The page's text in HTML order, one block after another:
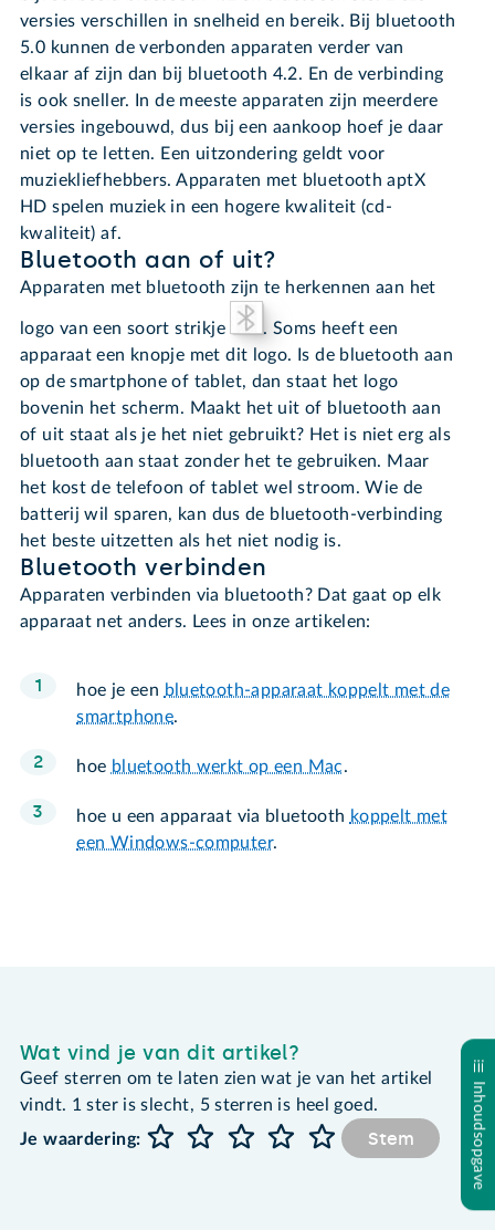
versies verschillen in snelheid en bereik. Bij bluetooth
5.0 kunnen de verbonden apparaten verder van
elkaar af zijn dan bij bluetooth 4.2. En de verbinding
is ook sneller. In de meeste apparaten zijn meerdere
versies ingebouwd, dus bij een aankoop hoef je daar
niet op te letten. Een uitzondering geldt voor
muziekliefhebbers. Apparaten met bluetooth aptX
HD spelen muziek in een hogere kwaliteit (cd-
kwaliteit) af.
Bluetooth aan of uit?
Apparaten met bluetooth zijn te herkennen aan het
logo van een soort strikje
. Soms heeft een
apparaat een knopje met dit logo. Is de bluetooth aan
op de smartphone of tablet, dan staat het logo
bovenin het scherm. Maakt het uit of bluetooth aan
of uit staat als je het niet gebruikt? Het is niet erg als
bluetooth aan staat zonder het te gebruiken. Maar
het kost de telefoon of tablet wel stroom. Wie de
batterij wil sparen, kan dus de bluetooth-verbinding
het beste uitzetten als het niet nodig is.
Bluetooth verbinden
Apparaten verbinden via bluetooth? Dat gaat op elk
apparaat net anders. Lees in onze artikelen:
hoe je een bluetooth-apparaat koppelt met de
smartphone.
hoe bluetooth werkt op een Mac.
hoe u een apparaat via bluetooth koppelt met
een Windows-computer.
Inhoudsopgave
Wat vind je van dit artikel?
Geef sterren om te laten zien wat je van het artikel
vindt. 1 ster is slecht, 5 sterren is heel goed.
Je waardering:
Stem